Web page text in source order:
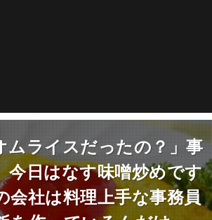
ムライスだったの？」事
今日はなす味噌炒めです
会社は料理上手な事務員